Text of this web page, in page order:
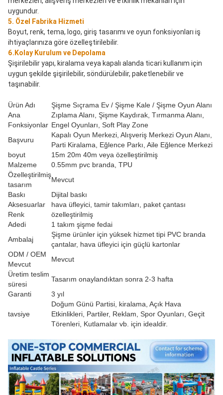
uygundur.
5. Özel Fabrika Hizmeti
Boyut, renk, tema, logo, giriş tasarımı ve oyun fonksiyonları iş
ihtiyaçlarınıza göre özelleştirilebilir.
6.Kolay Kurulum ve Depolama
Şişirilebilir yapı, kiralama veya kapalı alanda ticari kullanım için
uygun şekilde şişirilebilir, söndürülebilir, paketlenebilir ve
taşınabilir.
Ürün Adı
Şişme Sıçrama Ev / Şişme Kale / Şişme Oyun Alanı
Ana
Fonksiyonlar
Zıplama Alanı, Şişme Kaydırak, Tırmanma Alanı,
Engel Oyunları, Soft Play Zone
Başvuru
Kapalı Oyun Merkezi, Alışveriş Merkezi Oyun Alanı,
Parti Kiralama, Eğlence Parkı, Aile Eğlence Merkezi
boyut
15m 20m 40m veya özelleştirilmiş
Malzeme
0.55mm pvc branda, TPU
Özelleştirilmiş
tasarım
Mevcut
Baskı
Dijital baskı
Aksesuarlar
hava üfleyici, tamir takımları, paket çantası
Renk
özelleştirilmiş
Adedi
1 takım şişme fedai
Ambalaj
Şişme ürünler için yüksek hizmet tipi PVC branda
çantalar, hava üfleyici için güçlü kartonlar
ODM / OEM
Mevcut
Mevcut
Üretim teslim
süresi
Tasarım onaylandıktan sonra 2-3 hafta
Garanti
3 yıl
tavsiye
Doğum Günü Partisi, kiralama, Açık Hava
Etkinlikleri, Partiler, Reklam, Spor Oyunları, Geçit
Törenleri, Kutlamalar vb. için idealdir.